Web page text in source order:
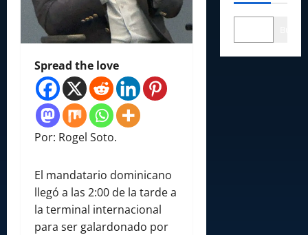
Spread the love
Por: Rogel Soto.
El mandatario dominicano
llegó a las 2:00 de la tarde a
la terminal internacional
para ser galardonado por